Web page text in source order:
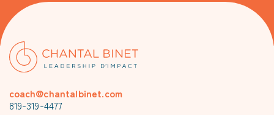
coach@chantalbinet.com
819-319-4477